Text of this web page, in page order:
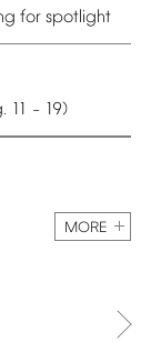
for spotlight
11 – 19)
MORE